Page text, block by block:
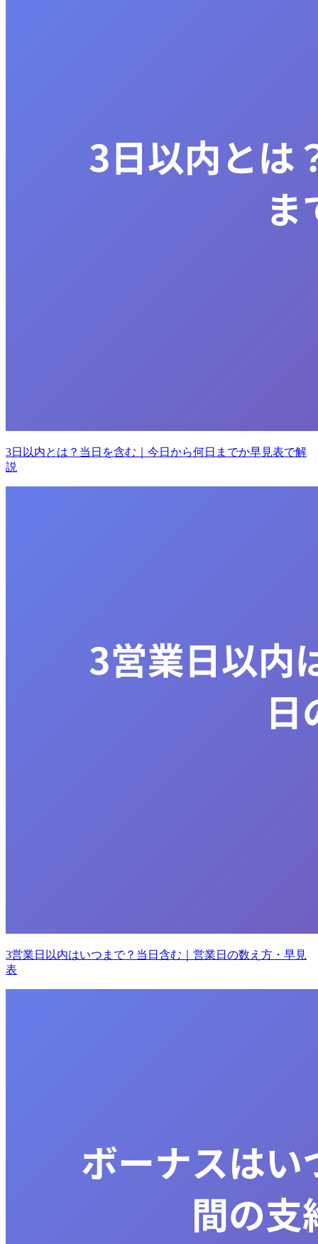
3日以内とは？当日を含む｜今日から何日までか早見表で解
説
3営業日以内はいつまで？当日含む｜営業日の数え方・早見
表